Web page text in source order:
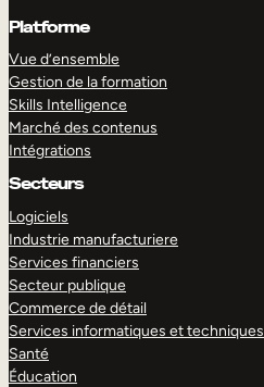
Platforme
Vue d’ensemble
Gestion de la formation
Skills Intelligence
Marché des contenus
Intégrations
Secteurs
Logiciels
Industrie manufacturiere
Services financiers
Secteur publique
Commerce de détail
Services informatiques et techniques
Santé
Éducation